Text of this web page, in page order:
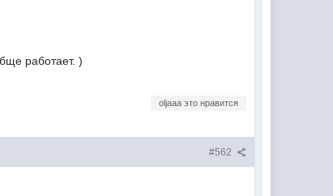
работает. )
oljaaa это нравится
#562